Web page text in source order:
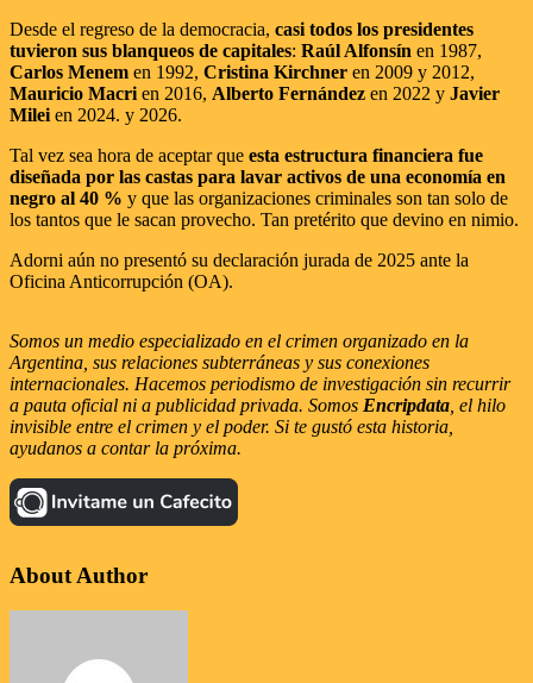
Desde el regreso de la democracia, casi todos los presidentes
tuvieron sus blanqueos de capitales: Raúl Alfonsín en 1987,
Carlos Menem en 1992, Cristina Kirchner en 2009 y 2012,
Mauricio Macri en 2016, Alberto Fernández en 2022 y Javier
Milei en 2024. y 2026.
Tal vez sea hora de aceptar que esta estructura financiera fue
diseñada por las castas para lavar activos de una economía en
negro al 40 % y que las organizaciones criminales son tan solo de
los tantos que le sacan provecho. Tan pretérito que devino en nimio.
Adorni aún no presentó su declaración jurada de 2025 ante la
Oficina Anticorrupción (OA).
Somos un medio especializado en el crimen organizado en la
Argentina, sus relaciones subterráneas y sus conexiones
internacionales. Hacemos periodismo de investigación sin recurrir
a pauta oficial ni a publicidad privada. Somos Encripdata , el hilo
invisible entre el crimen y el poder. Si te gustó esta historia,
ayudanos a contar la próxima.
About Author